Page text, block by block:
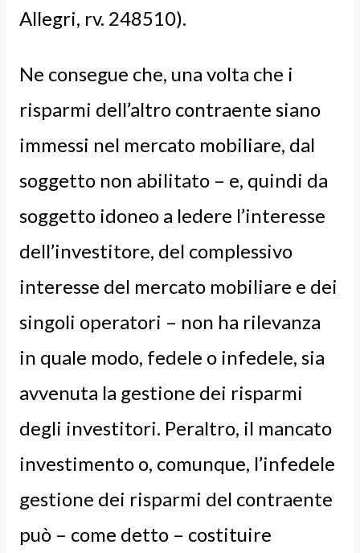
Allegri, rv. 248510).
Ne consegue che, una volta che i
risparmi dell’altro contraente siano
immessi nel mercato mobiliare, dal
soggetto non abilitato – e, quindi da
soggetto idoneo a ledere l’interesse
dell’investitore, del complessivo
interesse del mercato mobiliare e dei
singoli operatori – non ha rilevanza
in quale modo, fedele o infedele, sia
avvenuta la gestione dei risparmi
degli investitori. Peraltro, il mancato
investimento o, comunque, l’infedele
gestione dei risparmi del contraente
può – come detto – costituire